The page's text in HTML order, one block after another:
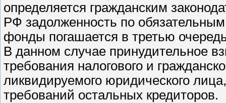
определяется гражданским
РФ задолженность по
фонды погашается в третью
В данном случае принудительное
требования налогового и
ликвидируемого юридического
требований остальных кредиторов.